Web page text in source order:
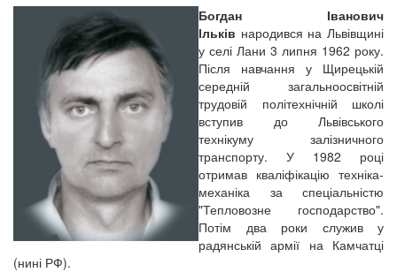
Богдан Іванович
Ільків народився на Львівщині
у селі Лани 3 липня 1962 року.
Після навчання у Щирецькій
середній загальноосвітній
трудовій політехнічній школі
вступив до Львівського
технікуму залізничного
транспорту. У 1982 році
отримав кваліфікацію техніка-
механіка за спеціальністю
"Тепловозне господарство".
Потім два роки служив у
радянській армії на Камчатці
(нині РФ).